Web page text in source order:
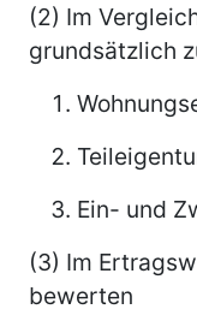
(2) Im
grundsätzlich
Ein- und
(3) Im
bewerten